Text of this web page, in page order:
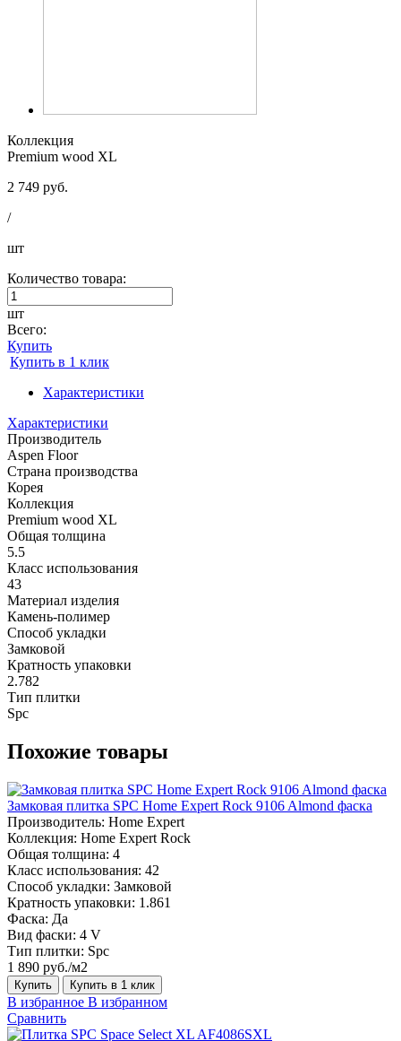
Коллекция
Premium wood XL
2 749 руб.
/
шт
Количество товара:
шт
Всего:
Купить
Купить в 1 клик
Характеристики
Характеристики
Производитель
Aspen Floor
Страна производства
Корея
Коллекция
Premium wood XL
Общая толщина
5.5
Класс использования
43
Материал изделия
Камень-полимер
Способ укладки
Замковой
Кратность упаковки
2.782
Тип плитки
Spc
Похожие товары
Замковая плитка SPC Home Expert Rock 9106 Almond фаска
Производитель: Home Expert
Коллекция: Home Expert Rock
Общая толщина: 4
Класс использования: 42
Способ укладки: Замковой
Кратность упаковки: 1.861
Фаска: Да
Вид фаски: 4 V
Тип плитки: Spc
1 890 руб./м2
Купить Купить в 1 клик
В избранное В избранном
Сравнить